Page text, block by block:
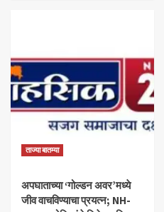
ताज्या बातम्या
अपघाताच्या ‘गोल्डन अवर’मध्ये
जीव वाचविण्याचा प्रयत्न; NH-